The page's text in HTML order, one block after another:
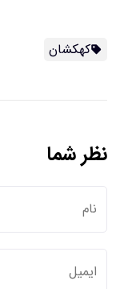
کهکشان
نظر شما